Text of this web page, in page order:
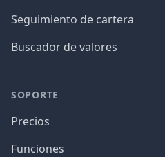
Seguimiento de cartera
Buscador de valores
SOPORTE
Precios
Funciones